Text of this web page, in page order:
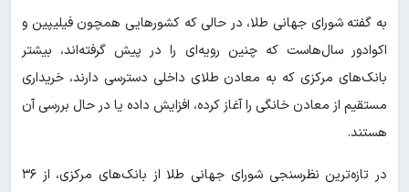
به گفته شورای جهانی طلا، در حالی که کشورهایی همچون فیلیپین و
اکوادور سال‌هاست که چنین رویه‌ای را در پیش گرفته‌اند، بیشتر
بانک‌های مرکزی که به معادن طلای داخلی دسترسی دارند، خریداری
مستقیم از معادن خانگی را آغاز کرده، افزایش داده یا در حال بررسی آن
هستند.
در تازه‌ترین نظرسنجی شورای جهانی طلا از بانک‌های مرکزی، از ۳۶